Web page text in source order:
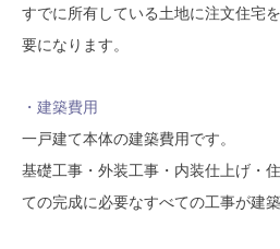
すでに所有している土地に注文住宅
要になります。
・建築費用
一戸建て本体の建築費用です。
基礎工事・外装工事・内装仕上げ・
ての完成に必要なすべての工事が建